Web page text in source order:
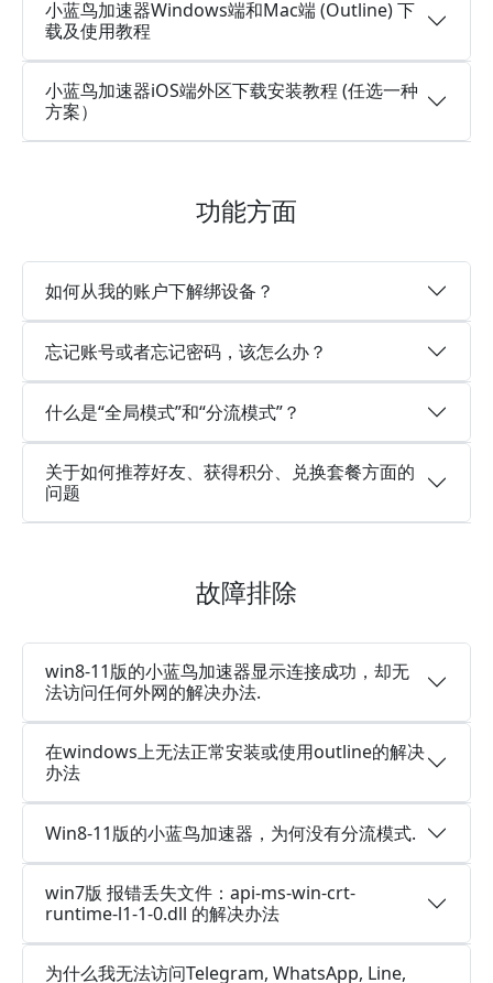
小蓝鸟加速器Windows端和Mac端 (Outline) 下
载及使用教程
小蓝鸟加速器iOS端外区下载安装教程 (任选一种
方案）
功能方面
如何从我的账户下解绑设备？
忘记账号或者忘记密码，该怎么办？
什么是“全局模式”和“分流模式”？
关于如何推荐好友、获得积分、兑换套餐方面的
问题
故障排除
win8-11版的小蓝鸟加速器显示连接成功，却无
法访问任何外网的解决办法.
在windows上无法正常安装或使用outline的解决
办法
Win8-11版的小蓝鸟加速器，为何没有分流模式.
win7版 报错丢失文件：api-ms-win-crt-
runtime-l1-1-0.dll 的解决办法
为什么我无法访问Telegram, WhatsApp, Line,